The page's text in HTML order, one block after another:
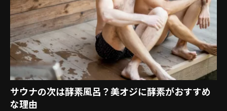
サウナの次は酵素風呂？美オジに酵素がおすすめ
な理由